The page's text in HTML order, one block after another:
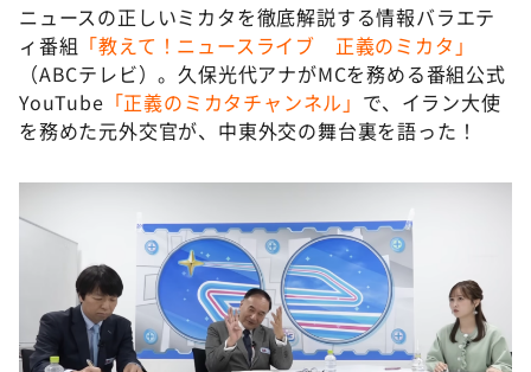
探偵！ナイトスクープ
news おかえり
河合＆A.B.C-Z塚田×福井アナ「なんでやねん！？」
（news おかえり）
DAIGOも台所 ～きょうの献立 何にする？～
本日はダイアンなり！シーズン２
朝だ！生です旅サラダ
教えて！ニュースライブ 正義のミカタ
ＬＩＦＥ～夢のカタチ～
新婚さんいらっしゃい！
ニュースの正しいミカタを徹底解説する情報バラエテ
ィ番組 「教えて！ニュースライブ 正義のミカタ」
（ABCテレビ）。久保光代アナがMCを務める番組公式
YouTube 「正義のミカタチャンネル」 で、イラン大使
を務めた元外交官が、中東外交の舞台裏を語った！